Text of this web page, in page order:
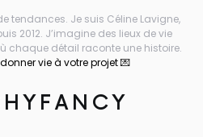
tendances. Je suis Céline Lavigne,
2012. J’imagine des lieux de vie
chaque détail raconte une histoire.
vie à votre projet 💌